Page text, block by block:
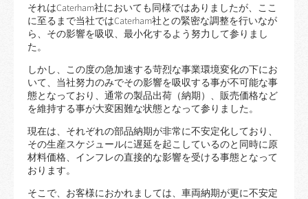
それはCaterham社においても同様ではありましたが、ここ
に至るまで当社ではCaterham社との緊密な調整を行いなが
ら、その影響を吸収、最小化するよう努力して参りまし
た。
しかし、この度の急加速する苛烈な事業環境変化の下にお
いて、当社努力のみでその影響を吸収する事が不可能な事
態となっており、通常の製品出荷（納期）、販売価格など
を維持する事が大変困難な状態となって参りました。
現在は、それぞれの部品納期が非常に不安定化しており、
その生産スケジュールに遅延を起こしているのと同時に原
材料価格、インフレの直接的な影響を受ける事態となって
おります。
そこで、お客様におかれましては、車両納期が更に不安定